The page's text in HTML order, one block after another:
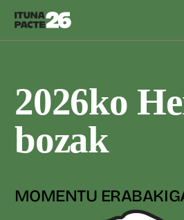
2026ko
bozak
MOMENTU